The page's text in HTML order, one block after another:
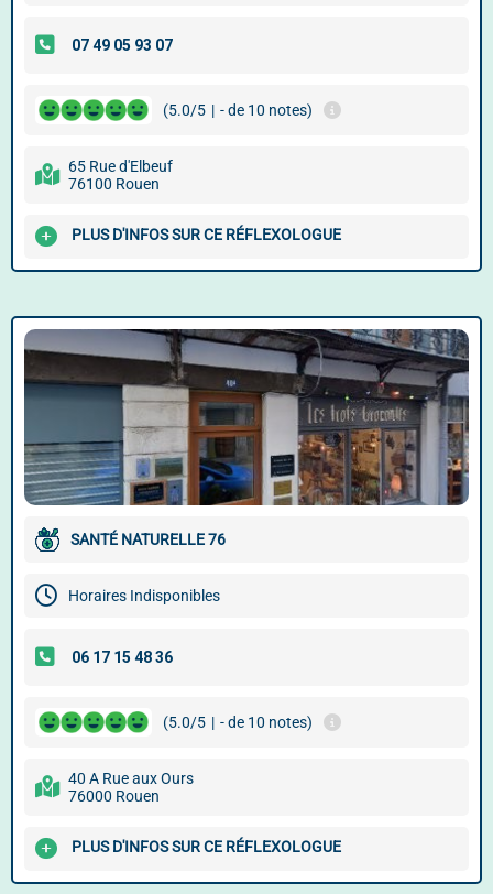
(5.0/5 | - de 10 notes)
65 Rue d'Elbeuf
76100 Rouen
PLUS D'INFOS SUR CE RÉFLEXOLOGUE
SANTÉ NATURELLE 76
Horaires Indisponibles
(5.0/5 | - de 10 notes)
40 A Rue aux Ours
76000 Rouen
PLUS D'INFOS SUR CE RÉFLEXOLOGUE